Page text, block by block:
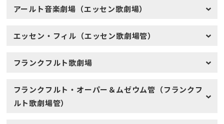
アールト音楽劇場（エッセン歌劇場）
エッセン・フィル（エッセン歌劇場管）
フランクフルト歌劇場
フランクフルト・オーパー＆ムゼウム管（フランクフ
ルト歌劇場管）